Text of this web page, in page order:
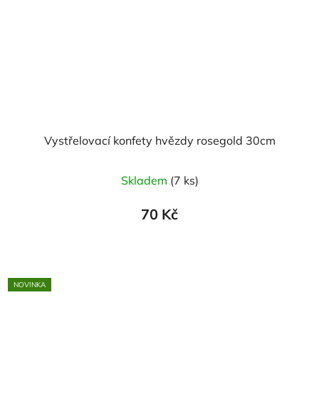
Vystřelovací konfety hvězdy rosegold 30cm
Skladem (7 ks)
70 Kč
NOVINKA